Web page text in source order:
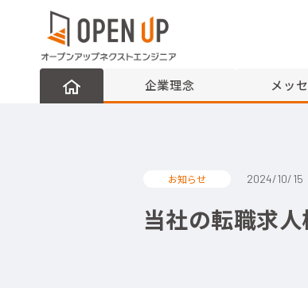
企業理念 メッ
お知らせ 2024/10/15
当社の転職求